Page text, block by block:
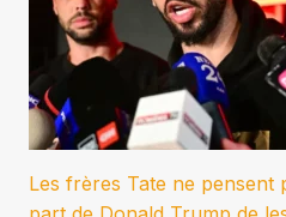
Les frères Tate ne pensent